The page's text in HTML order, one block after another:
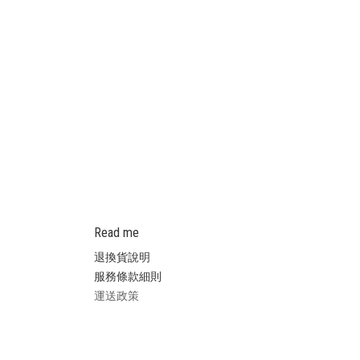
Read me
退換貨說明
服務條款細則
運送政策